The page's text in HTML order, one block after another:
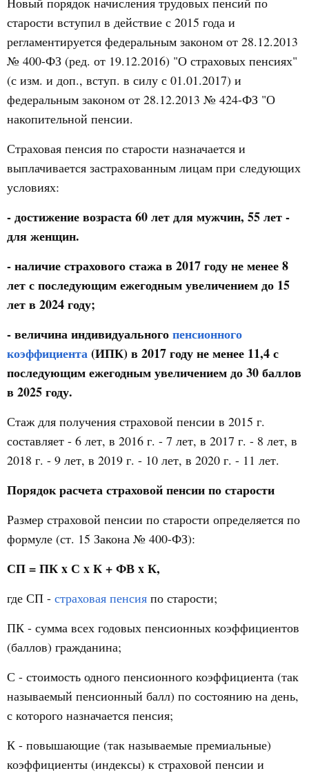
старости вступил в действие с 2015 года и
регламентируется федеральным законом от 28.12.2013
№ 400-ФЗ (ред. от 19.12.2016) "О страховых пенсиях"
(с изм. и доп., вступ. в силу с 01.01.2017) и
федеральным законом от 28.12.2013 № 424-ФЗ "О
накопительной пенсии.
Страховая пенсия по старости назначается и
выплачивается застрахованным лицам при следующих
условиях:
- достижение возраста60 летдля мужчин, 55 лет-
для женщин.
- наличие страхового стажа в2017 годуне менее 8
лет с последующим ежегодным увеличением до 15
лет в 2024 году;
- величина индивидуальногопенсионного
коэффициента(ИПК) в2017 годуне менее 11,4 с
последующим ежегодным увеличением до 30 баллов
в 2025 году.
Стаж для получения страховой пенсии в 2015 г.
составляет - 6 лет, в 2016 г. - 7 лет, в 2017 г. - 8 лет, в
2018 г. - 9 лет, в 2019 г. - 10 лет, в 2020 г. - 11 лет.
Порядок расчета страховой пенсии по старости
Размер страховой пенсии по старости определяется по
формуле (ст. 15 Закона № 400-ФЗ):
СП = ПК x С x К + ФВ x К,
где СП - страховая пенсия по старости;
ПК - сумма всех годовых пенсионных коэффициентов
(баллов) гражданина;
С - стоимость одного пенсионного коэффициента (так
называемый пенсионный балл) по состоянию на день,
с которого назначается пенсия;
К - повышающие (так называемые премиальные)
коэффициенты (индексы) к страховой пенсии и